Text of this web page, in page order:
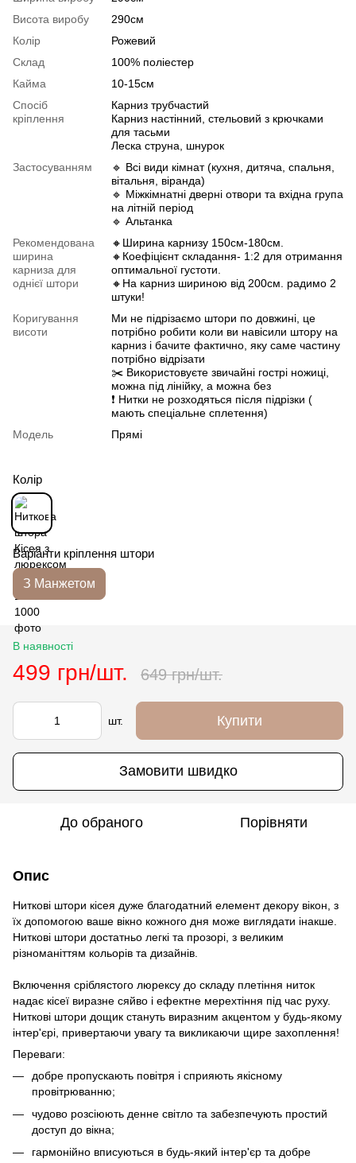
Висота виробу
290см
Колір
Рожевий
Склад
100% поліестер
Кайма
10-15см
Спосіб
кріплення
Карниз трубчастий
Карниз настінний, стельовий з крючками
для тасьми
Леска струна, шнурок
Застосуванням
🔹 Всі види кімнат (кухня, дитяча, спальня,
вітальня, віранда)
🔹 Міжкімнатні дверні отвори та вхідна група
на літній період
🔹 Альтанка
Рекомендована
ширина
карниза для
однієї штори
🔸Ширина карнизу 150см-180см.
🔸Коефіцієнт складання- 1:2 для отримання
оптимальної густоти.
🔸На карниз шириною від 200см. радимо 2
штуки!
Коригування
висоти
Ми не підрізаємо штори по довжині, це
потрібно робити коли ви навісили штору на
карниз і бачите фактично, яку саме частину
потрібно відрізати
✂️ Використовуєте звичайні гострі ножиці,
можна під лінійку, а можна без
❗️ Нитки не розходяться після підрізки (
мають спеціальне сплетення)
Модель
Прямі
Колір
Варіанти кріплення штори
З Манжетом
В наявності
499 грн/шт. 649 грн/шт.
шт. Купити
Замовити швидко
До обраного Порівняти
Опис
Ниткові штори кісея дуже благодатний елемент декору вікон, з
їх допомогою ваше вікно кожного дня може виглядати інакше.
Ниткові штори достатньо легкі та прозорі, з великим
різноманіттям кольорів та дизайнів.
Включення сріблястого люрексу до складу плетіння ниток
надає кісеї виразне сяйво і ефектне мерехтіння під час руху.
Ниткові штори дощик стануть виразним акцентом у будь-якому
інтер'єрі, привертаючи увагу та викликаючи щире захоплення!
Переваги:
добре пропускають повітря і сприяють якісному
провітрюванню;
чудово розсіюють денне світло та забезпечують простий
доступ до вікна;
гармонійно вписуються в будь-який інтер'єр та добре